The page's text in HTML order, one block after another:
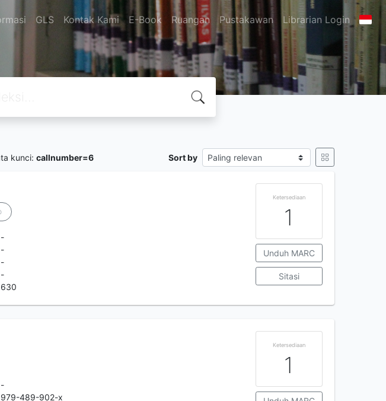
GLS Kontak Kami E-Book Ruangan Pustakawan Librarian Login
kunci: callnumber=6 Sort by
-
-
-
-
630
Ketersediaan
1
Unduh MARC
Sitasi
-
979-489-902-x
Ketersediaan
1